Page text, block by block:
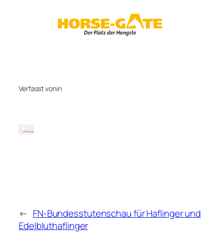
Verfasst vonin
← FN-Bundesstutenschau für Haflinger und
Edelbluthaflinger